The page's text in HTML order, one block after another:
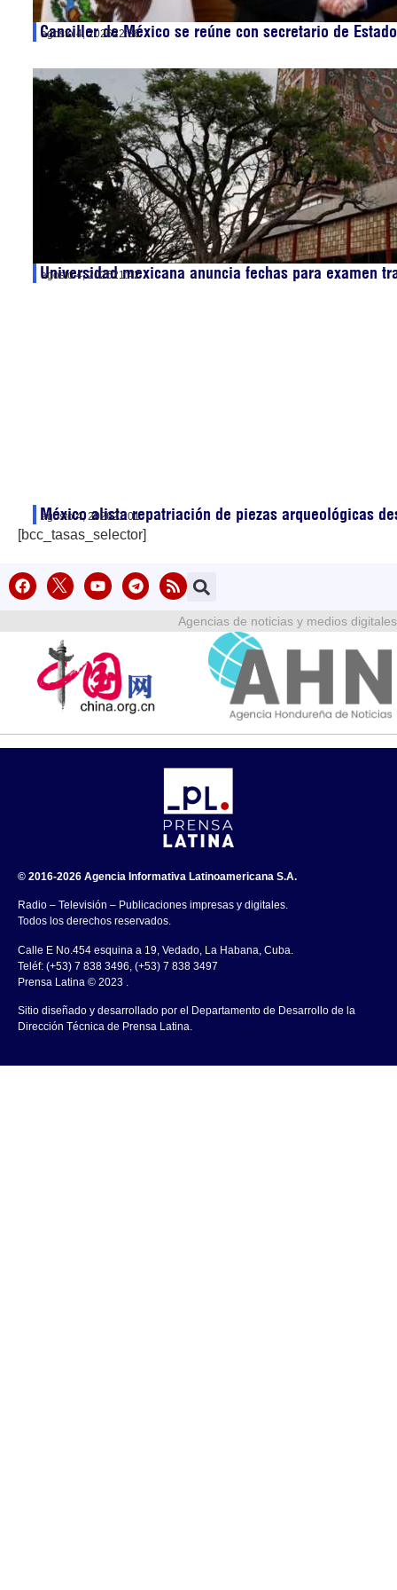
Canciller de México se reúne con secretario de
agosto 4, 202622:36
Universidad mexicana anuncia fechas para examen
agosto 4, 202621:42
México alista repatriación de piezas arqueológicas
agosto 4, 202621:01
[bcc_tasas_selector]
Agencias de noticias y medios digitales
© 2016-2026 Agencia Informativa Latinoamericana S.A.
Radio – Televisión – Publicaciones impresas y digitales.
Todos los derechos reservados.
Calle E No.454 esquina a 19, Vedado, La Habana, Cuba.
Teléf: (+53) 7 838 3496, (+53) 7 838 3497
Prensa Latina © 2023 .
Sitio diseñado y desarrollado por el Departamento de Desarrollo de la
Dirección Técnica de Prensa Latina.